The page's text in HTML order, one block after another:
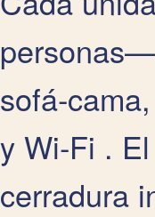
y Wi‑Fi .
cerradura